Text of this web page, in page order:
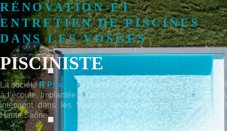
RÉNOVATION ET
ENTRETIEN DE PISCINES
DANS LES VOSGES
PISCINISTE
La sociétéR Piscinesest en entreprise dynamique, familiale et
à l’écoute. Implantée à Corcieux dans les Vosges, R Piscines
intervient dans les Vosges, Alsace, Meurthe et Moselle et
Haute Saône.